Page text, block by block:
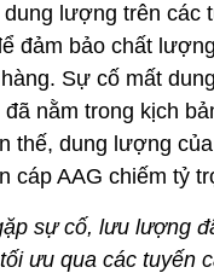
lượng trên các
đảm bảo chất
Sự cố mất
nằm trong kịch
thế, dung lượng
cáp AAG chiếm tỷ
sự cố, lưu lượng
ưu qua các tuyến